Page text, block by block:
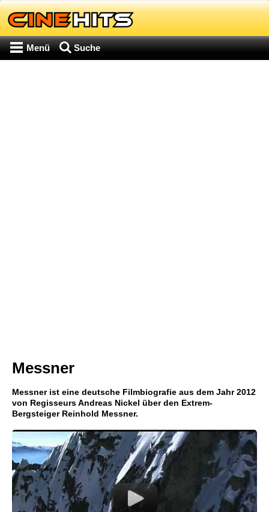
Menü Suche
Messner
Messner ist eine deutsche Filmbiografie aus dem Jahr 2012
von Regisseurs Andreas Nickel über den Extrem-
Bergsteiger Reinhold Messner.